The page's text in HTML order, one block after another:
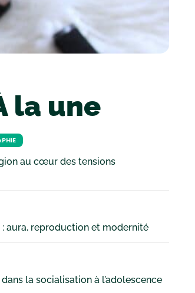
la une
au cœur des tensions
aura, reproduction et modernité
la socialisation à l’adolescence